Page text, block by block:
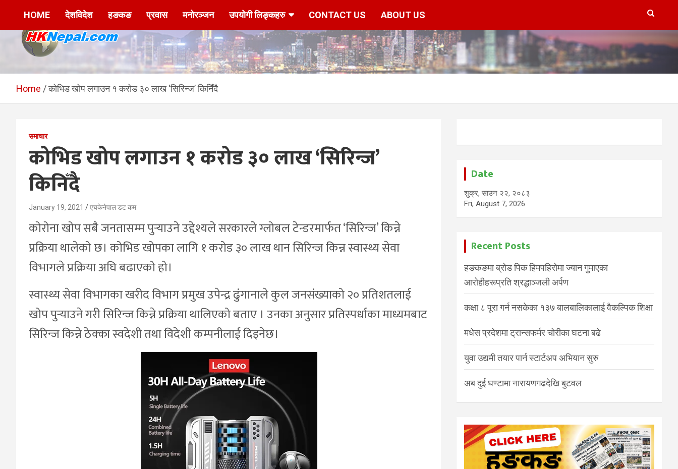
HKNepal.com –
हङकङबाट सञ्चालित पहिलो
hknepal, hknepal.com, hk nepal, hk nepal com
HOME देशविदेश हङकङ प्रवास मनोरञ्जन उपयोगी लिङ्कहरु CONTACT US ABOUT US
Home कोभिड खोप लगाउन १ करोड ३० लाख ‘सिरिन्ज’ किनिँदै
समाचार
कोभिड खोप लगाउन १ करोड ३० लाख ‘सिरिन्ज’
किनिँदै
January 19, 2021 एचकेनेपाल डट कम
कोरोना खोप सबै जनतासम्म पुर्‍याउने उद्देश्यले सरकारले ग्लोबल टेन्डरमार्फत ‘सिरिन्ज’ किन्ने
प्रक्रिया थालेको छ। कोभिड खोपका लागि १ करोड ३० लाख थान सिरिन्ज किन्न स्वास्थ्य सेवा
विभागले प्रक्रिया अघि बढाएको हो।
स्वास्थ्य सेवा विभागका खरीद विभाग प्रमुख उपेन्द्र ढुंगानाले कुल जनसंख्याको २० प्रतिशतलाई
खोप पुर्‍याउने गरी सिरिन्ज किन्ने प्रक्रिया थालिएको बताए । उनका अनुसार प्रतिस्पर्धाका माध्यमबाट
सिरिन्ज किन्ने ठेक्का स्वदेशी तथा विदेशी कम्पनीलाई दिइनेछ।
Date
शुक्र, साउन २२, २०८३
Fri, August 7, 2026
Recent Posts
हङकङमा ब्रोड पिक हिमपहिरोमा ज्यान गुमाएका
आरोहीहरूप्रति श्रद्धाञ्जली अर्पण
कक्षा ८ पूरा गर्न नसकेका १३७ बालबालिकालाई वैकल्पिक शिक्षा
मधेस प्रदेशमा ट्रान्सफर्मर चोरीका घटना बढे
युवा उद्यमी तयार पार्न स्टार्टअप अभियान सुरु
अब दुई घण्टामा नारायणगढदेखि बुटवल